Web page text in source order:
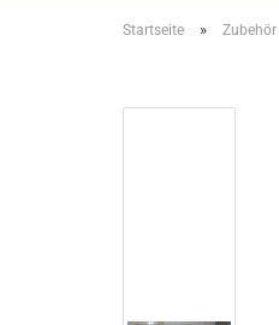
Startseite » Zubehör